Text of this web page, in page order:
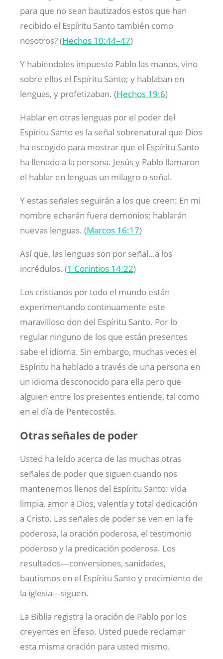
para que no sean bautizados estos que han
recibido el Espíritu Santo también como
nosotros? (Hechos 10:44–47)
Y habiéndoles impuesto Pablo las manos, vino
sobre ellos el Espíritu Santo; y hablaban en
lenguas, y profetizaban. (Hechos 19:6)
Hablar en otras lenguas por el poder del
Espíritu Santo es la señal sobrenatural que Dios
ha escogido para mostrar que el Espíritu Santo
ha llenado a la persona. Jesús y Pablo llamaron
el hablar en lenguas un milagro o señal.
Y estas señales seguirán a los que creen: En mi
nombre echarán fuera demonios; hablarán
nuevas lenguas. (Marcos 16:17)
Así que, las lenguas son por señal…a los
incrédulos. (1 Corintios 14:22)
Los cristianos por todo el mundo están
experimentando continuamente este
maravilloso don del Espíritu Santo. Por lo
regular ninguno de los que están presentes
sabe el idioma. Sin embargo, muchas veces el
Espíritu ha hablado a través de una persona en
un idioma desconocido para ella pero que
alguien entre los presentes entiende, tal como
en el día de Pentecostés.
Otras señales de poder
Usted ha leído acerca de las muchas otras
señales de poder que siguen cuando nos
mantenemos llenos del Espíritu Santo: vida
limpia, amor a Dios, valentía y total dedicación
a Cristo. Las señales de poder se ven en la fe
poderosa, la oración poderosa, el testimonio
poderoso y la predicación poderosa. Los
resultados―conversiones, sanidades,
bautismos en el Espíritu Santo y crecimiento de
la iglesia―siguen.
La Biblia registra la oración de Pablo por los
creyentes en Éfeso. Usted puede reclamar
esta misma oración para usted mismo.